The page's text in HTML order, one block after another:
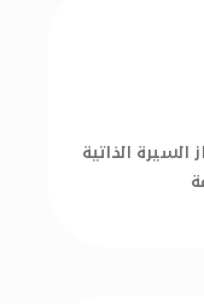
السيرة الذاتية